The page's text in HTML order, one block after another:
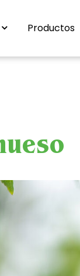
Productos